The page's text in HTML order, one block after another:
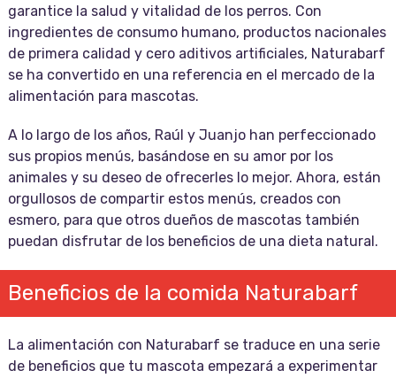
garantice la salud y vitalidad de los perros. Con
ingredientes de consumo humano, productos nacionales
de primera calidad y cero aditivos artificiales, Naturabarf
se ha convertido en una referencia en el mercado de la
alimentación para mascotas.
A lo largo de los años, Raúl y Juanjo han perfeccionado
sus propios menús, basándose en su amor por los
animales y su deseo de ofrecerles lo mejor. Ahora, están
orgullosos de compartir estos menús, creados con
esmero, para que otros dueños de mascotas también
puedan disfrutar de los beneficios de una dieta natural.
Beneficios de la comida Naturabarf
La alimentación con Naturabarf se traduce en una serie
de beneficios que tu mascota empezará a experimentar